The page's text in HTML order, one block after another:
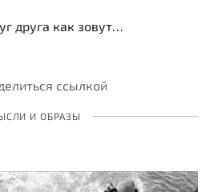
друга как зовут…
ссылкой
И ОБРАЗЫ